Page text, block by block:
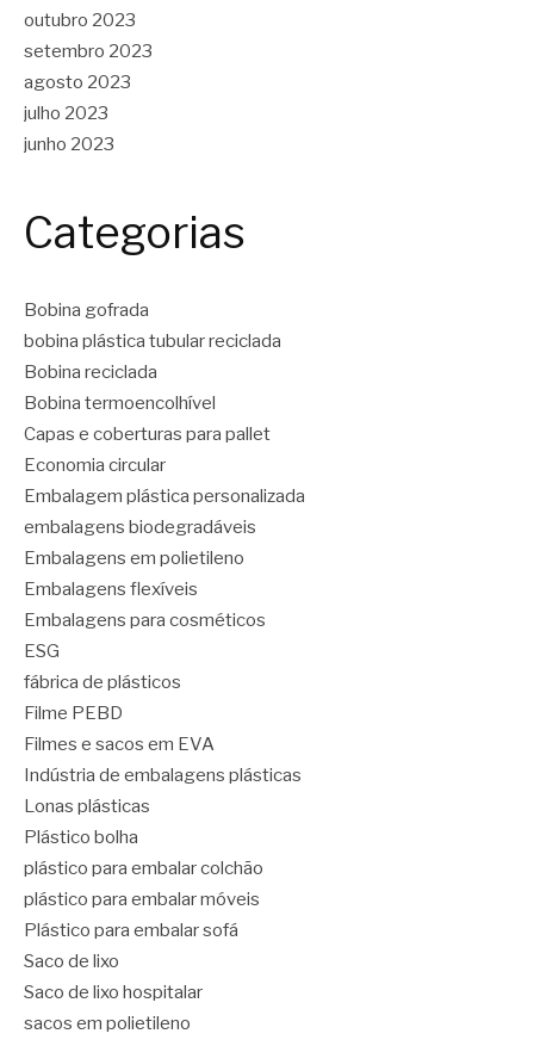
outubro 2023
setembro 2023
agosto 2023
julho 2023
junho 2023
Categorias
Bobina gofrada
bobina plástica tubular reciclada
Bobina reciclada
Bobina termoencolhível
Capas e coberturas para pallet
Economia circular
Embalagem plástica personalizada
embalagens biodegradáveis
Embalagens em polietileno
Embalagens flexíveis
Embalagens para cosméticos
ESG
fábrica de plásticos
Filme PEBD
Filmes e sacos em EVA
Indústria de embalagens plásticas
Lonas plásticas
Plástico bolha
plástico para embalar colchão
plástico para embalar móveis
Plástico para embalar sofá
Saco de lixo
Saco de lixo hospitalar
sacos em polietileno